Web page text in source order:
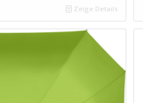
Zeige Details